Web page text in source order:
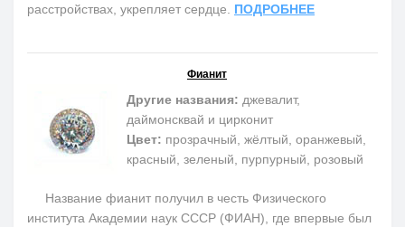
расстройствах, укрепляет сердце. ПОДРОБНЕЕ
Фианит
Другие названия: джевалит,
даймонсквай и цирконит
Цвет: прозрачный, жёлтый, оранжевый,
красный, зеленый, пурпурный, розовый
Название фианит получил в честь Физического
института Академии наук СССР (ФИАН), где впервые был